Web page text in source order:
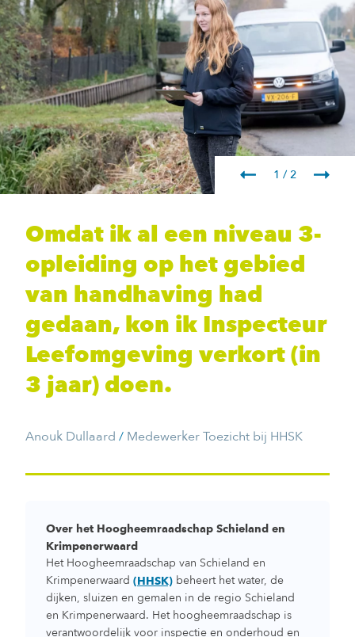
1 / 2
Omdat ik al een niveau 3-
opleiding op het gebied
van handhaving had
gedaan, kon ik Inspecteur
Leefomgeving verkort (in
3 jaar) doen.
Anouk Dullaard / Medewerker Toezicht bij HHSK
Over het Hoogheemraadschap Schieland en
Krimpenerwaard
Het Hoogheemraadschap van Schieland en
Krimpenerwaard (HHSK) beheert het water, de
dijken, sluizen en gemalen in de regio Schieland
en Krimpenerwaard. Het hoogheemraadschap is
verantwoordelijk voor inspectie en onderhoud en